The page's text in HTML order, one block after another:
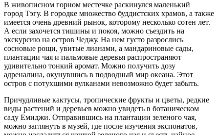
В живописном горном местечке раскинулся маленький
город Тэгу. В городке множество буддистских храмов, а также
имеется очень древний рынок, которому несколько сотен лет.
А если захочется тишины и покоя, можно съездить на
экскурсию на остров Чеджу. На нем густо разрослись
сосновые рощи, увитые лианами, а мандариновые сады,
плантации чая и пальмовые деревья распространяют
удивительно тонкий аромат. Можно получить дозу
адреналина, окунувшись в подводный мир океана. Этот
остров с потухшими вулканами невозможно будет забыть.
Причудливые кактусы, тропические фрукты и цветы, редкие
виды растений и деревьев можно увидеть в ботаническом
саду Емиджи. Отправившись на плантации зеленого чая,
можно заглянуть в музей, где после изучения экспонатов,